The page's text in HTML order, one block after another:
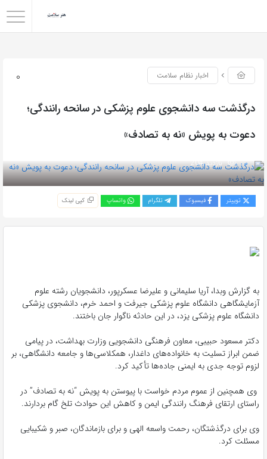
0 اخبار نظام سلامت
درگذشت سه دانشجوی علوم پزشکی در سانحه رانندگی؛
دعوت به پویش «نه به تصادف»
بازدید 204
توییتر فیسبوک تلگرام واتساپ کپی لینک
به گزارش وبدا، آریا سلیمانی و علیرضا عسکرپور، دانشجویان رشته علوم
آزمایشگاهی دانشگاه علوم پزشکی جیرفت و احمد خرم، دانشجوی پزشکی
دانشگاه علوم پزشکی یزد، در این حادثه ناگوار جان باختند.
دکتر مسعود حبیبی، معاون فرهنگی دانشجویی وزارت بهداشت، در پیامی
ضمن ابراز تسلیت به خانواده‌های داغدار، همکلاسی‌ها و جامعه دانشگاهی، بر
لزوم توجه جدی به ایمنی جاده‌ها تأکید کرد.
وی همچنین از عموم مردم خواست با پیوستن به پویش “نه به تصادف” در
راستای ارتقای فرهنگ رانندگی ایمن و کاهش این حوادث تلخ گام بردارند.
وی برای درگذشتگان، رحمت واسعه الهی و برای بازماندگان، صبر و شکیبایی
مسئلت کرد.